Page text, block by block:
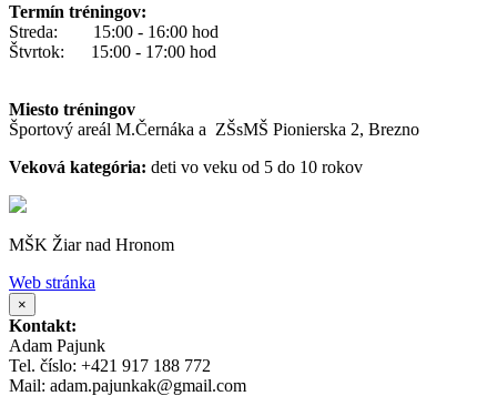
Termín tréningov:
Streda: 15:00 - 16:00 hod
Štvrtok: 15:00 - 17:00 hod
Miesto tréningov
Športový areál M.Černáka a ZŠsMŠ Pionierska 2, Brezno
Veková kategória: deti vo veku od 5 do 10 rokov
MŠK Žiar nad Hronom
Web stránka
×
Kontakt:
Adam Pajunk
Tel. číslo: +421 917 188 772
Mail: adam.pajunkak@gmail.com